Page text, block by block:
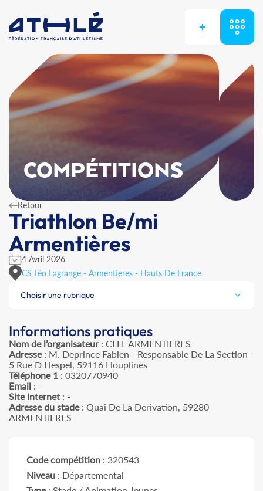
+
COMPÉTITIONS
Retour
Triathlon Be/mi
Armentières
4 Avril 2026
CS Léo Lagrange - Armentieres - Hauts De France
Choisir une rubrique
Informations pratiques
Nom de l’organisateur: CLLL ARMENTIERES
Adresse: M. Deprince Fabien - Responsable De La Section -
5 Rue D Hespel, 59116 Houplines
Téléphone 1 : 0320770940
Email : -
Site internet : -
Adresse du stade: Quai De La Derivation, 59280
ARMENTIERES
Code compétition : 320543
Niveau : Départemental